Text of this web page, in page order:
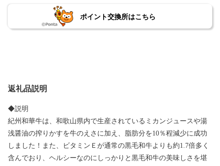
ポイント交換所はこちら
返礼品説明
◆説明
紀州和華牛は、和歌山県内で生産されているミカンジュースや湯
浅醤油の搾りかすを牛のえさに加え、脂肪分を10％程減少に成功
しました！また、ビタミンＥが通常の黒毛和牛よりも約1.7倍多く
含んでおり、ヘルシーなのにしっかりと黒毛和牛の美味しさを堪